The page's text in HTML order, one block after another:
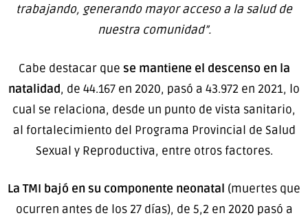
trabajando, generando mayor acceso a la salud de
nuestra comunidad”.
Cabe destacar que se mantiene el descenso en la
natalidad, de 44.167 en 2020, pasó a 43.972 en 2021, lo
cual se relaciona, desde un punto de vista sanitario,
al fortalecimiento del Programa Provincial de Salud
Sexual y Reproductiva, entre otros factores.
La TMI bajó en su componente neonatal (muertes que
ocurren antes de los 27 días), de 5,2 en 2020 pasó a